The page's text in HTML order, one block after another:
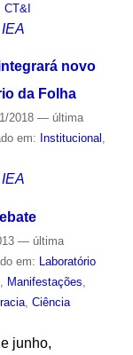
CT&I
novo
da Folha
2018 — última
em: Institucional ,
— última
em: Laboratório
, Manifestações,
, Ciência
junho,